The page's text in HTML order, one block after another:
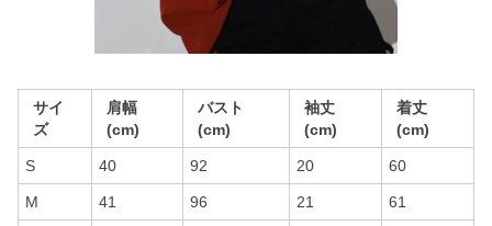
サイ
ズ
肩幅
(cm)
バスト
(cm)
袖丈
(cm)
着丈
(cm)
S 40 92 20 60
M 41 96 21 61